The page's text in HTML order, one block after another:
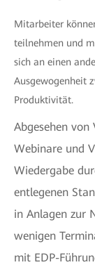
Mitarbeiter
teilnehmen und
sich an einen
Ausgewogenheit
Produktivität.
Abgesehen
Webinare und
Wiedergabe
entlegenen
in Anlagen zur
wenigen
mit EDP-